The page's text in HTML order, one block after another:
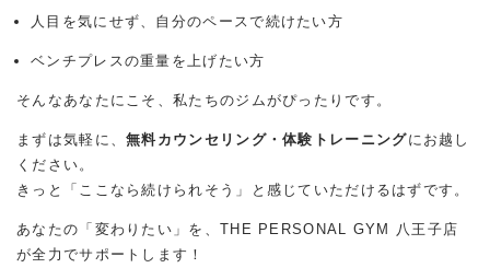
人目を気にせず、自分のペースで続けたい方
ベンチプレスの重量を上げたい方
そんなあなたにこそ、私たちのジムがぴったりです。
まずは気軽に、無料カウンセリング・体験トレーニングにお越し
ください。
きっと「ここなら続けられそう」と感じていただけるはずです。
あなたの「変わりたい」を、THE PERSONAL GYM 八王子店
が全力でサポートします！